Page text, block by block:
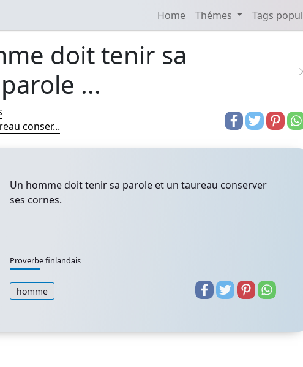
Home Thémes Tags
doit tenir sa
parole ...
conser...
Un homme doit tenir sa parole et un taureau conserver
ses cornes.
Proverbe finlandais
homme